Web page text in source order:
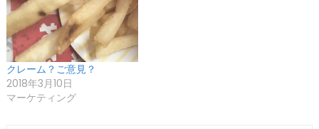
クレーム？ご意見？
2018年3月10日
マーケティング